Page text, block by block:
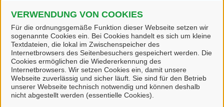
VERWENDUNG VON COOKIES
Für die ordnungsgemäße Funktion dieser Webseite setzen wir
sogenannte Cookies ein. Bei Cookies handelt es sich um kleine
Textdateien, die lokal im Zwischenspeicher des
Internetbrowsers des Seitenbesuchers gespeichert werden. Die
Cookies ermöglichen die Wiedererkennung des
Internetbrowsers. Wir setzen Cookies ein, damit unsere
Webseite zuverlässig und sicher läuft. Sie sind für den Betrieb
unserer Webseite technisch notwendig und können deshalb
nicht abgestellt werden (essentielle Cookies).
dass wir diese Daten benötigen, um Ihr Anliegen zu
erfüllen und Ihnen entsprechende Rückmeldung zu geben
bzw. Kontakt bei Rückfragen mit Ihnen aufzunehmen. Eine
Nichtbereitstellung hätte zur Folge, dass wir Ihr Anliegen
nicht bearbeiten können.